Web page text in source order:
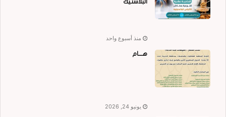
البلاستيك
منذ أسبوع واحد
هــــام
يونيو 24, 2026